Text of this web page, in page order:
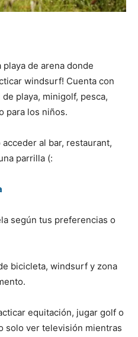
de arena donde
windsurf! Cuenta con
playa, minigolf, pesca,
para los niños.
al bar, restaurant,
parrilla (:
según tus preferencias o
bicicleta, windsurf y zona
equitación, jugar golf o
solo ver televisión mientras